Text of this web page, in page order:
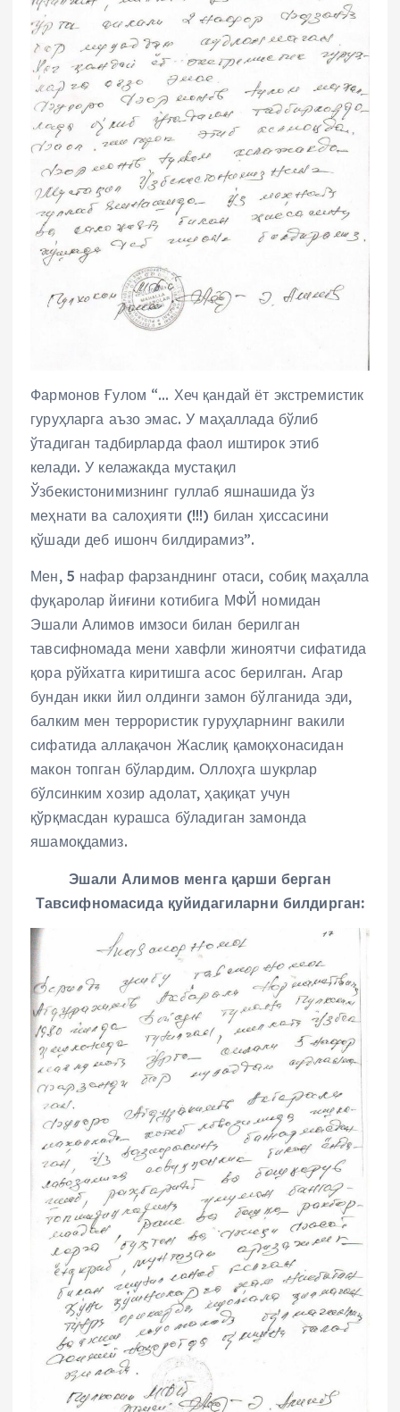
Фармонов Ғулом “… Хеч қандай ёт экстремистик
гуруҳларга аъзо эмас. У маҳаллада бўлиб
ўтадиган тадбирларда фаол иштирок этиб
келади. У келажакда мустақил
Ўзбекистонимизнинг гуллаб яшнашида ўз
меҳнати ва салоҳияти (!!!) билан ҳиссасини
қўшади деб ишонч билдирамиз”.
Мен, 5 нафар фарзанднинг отаси, собиқ маҳалла
фуқаролар йиғини котибига МФЙ номидан
Эшали Алимов имзоси билан берилган
тавсифномада мени хавфли жиноятчи сифатида
қора рўйхатга киритишга асос берилган. Агар
бундан икки йил олдинги замон бўлганида эди,
балким мен террористик гуруҳларнинг вакили
сифатида аллақачон Жаслиқ қамоқхонасидан
макон топган бўлардим. Оллоҳга шукрлар
бўлсинким хозир адолат, ҳақиқат учун
қўрқмасдан курашса бўладиган замонда
яшамоқдамиз.
Эшали Алимов менга қарши берган
Тавсифномасида қуйидагиларни билдирган: